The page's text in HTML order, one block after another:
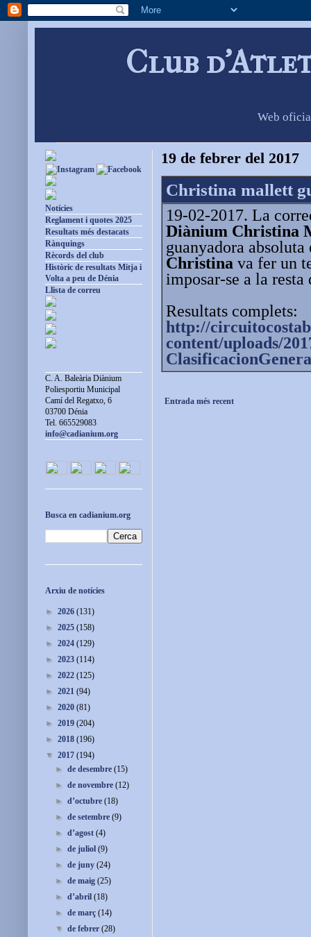
Club
Web
19 de febrer del 2017
Christina mallett
19-02-2017. La
Diànium Christina
guanyadora
Christina va fer un
imposar-se a la resta
Resultats complets:
http://
content/uploads/
Entrada més recent
Notícies
Reglament i quotes 2025
Resultats més destacats
Rànquings
Rècords del club
Històric de resultats Mitja i
Volta a peu de Dénia
Llista de correu
C. A. Baleària Diànium
Poliesportiu Municipal
Camí del Regatxo, 6
03700 Dénia
Tel. 665529083
info@cadianium.org
Busca en cadianium.org
Arxiu de notícies
► 2026 (131)
► 2025 (158)
► 2024 (129)
► 2023 (114)
► 2022 (125)
► 2021 (94)
► 2020 (81)
► 2019 (204)
► 2018 (196)
▼ 2017 (194)
►de desembre(15)
►de novembre(12)
►d’octubre(18)
►de setembre(9)
►d’agost(4)
►de juliol(9)
►de juny(24)
►de maig(25)
►d’abril(18)
►de març(14)
▼de febrer(28)